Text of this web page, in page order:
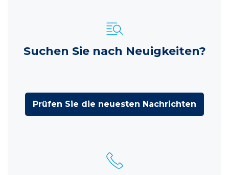
Suchen Sie nach Neuigkeiten?
Prüfen Sie die neuesten Nachrichten